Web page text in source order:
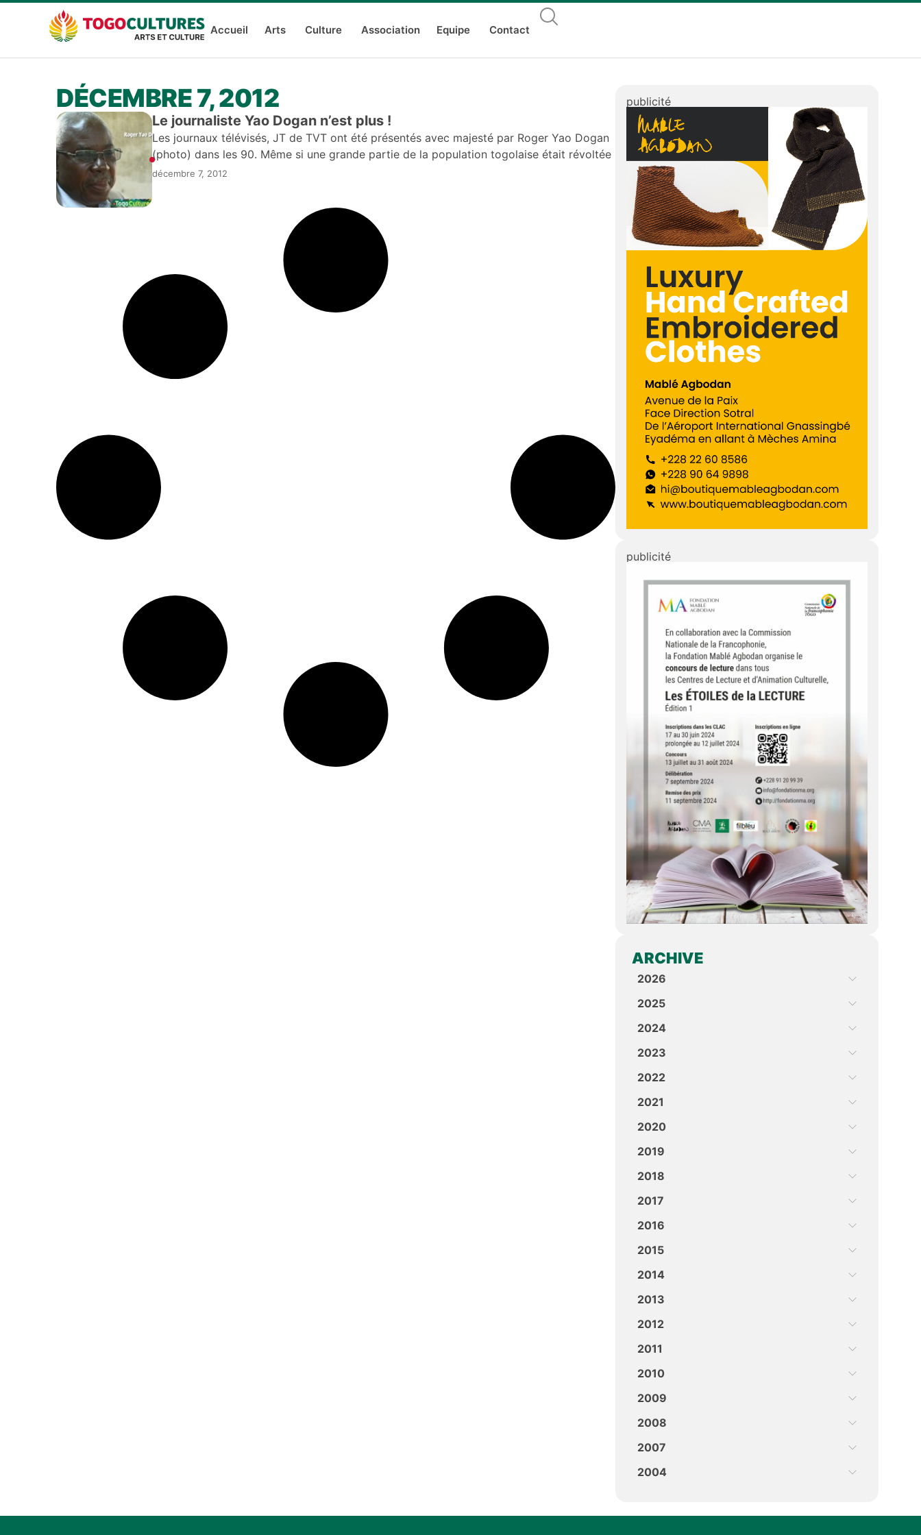
Accueil Arts Culture Association Equipe Contact
DÉCEMBRE 7, 2012
Le journaliste Yao Dogan n’est plus !
Les journaux télévisés, JT de TVT ont été présentés avec majesté par Roger Yao Dogan
(photo) dans les 90. Même si une grande partie de la population togolaise était révoltée
décembre 7, 2012
publicité
publicité
ARCHIVE
2026
2025
2024
2023
2022
2021
2020
2019
2018
2017
2016
2015
2014
2013
2012
2011
2010
2009
2008
2007
2004